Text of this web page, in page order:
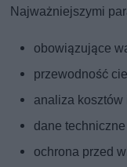
Najważniejszymi
obowiązujące
przewodność
analiza kosztów
dane
ochrona przed